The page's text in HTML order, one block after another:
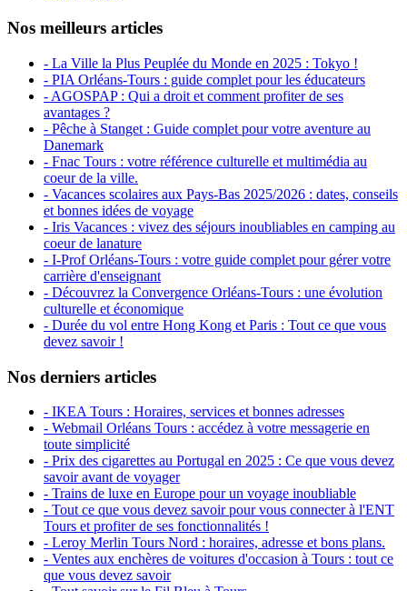
Nos meilleurs articles
- La Ville la Plus Peuplée du Monde en 2025 : Tokyo !
- PIA Orléans-Tours : guide complet pour les éducateurs
- AGOSPAP : Qui a droit et comment profiter de ses
avantages ?
- Pêche à Stanget : Guide complet pour votre aventure au
Danemark
- Fnac Tours : votre référence culturelle et multimédia au
coeur de la ville.
- Vacances scolaires aux Pays-Bas 2025/2026 : dates, conseils
et bonnes idées de voyage
- Iris Vacances : vivez des séjours inoubliables en camping au
coeur de lanature
- I-Prof Orléans-Tours : votre guide complet pour gérer votre
carrière d'enseignant
- Découvrez la Convergence Orléans-Tours : une évolution
culturelle et économique
- Durée du vol entre Hong Kong et Paris : Tout ce que vous
devez savoir !
Nos derniers articles
- IKEA Tours : Horaires, services et bonnes adresses
- Webmail Orléans Tours : accédez à votre messagerie en
toute simplicité
- Prix des cigarettes au Portugal en 2025 : Ce que vous devez
savoir avant de voyager
- Trains de luxe en Europe pour un voyage inoubliable
- Tout ce que vous devez savoir pour vous connecter à l'ENT
Tours et profiter de ses fonctionnalités !
- Leroy Merlin Tours Nord : horaires, adresse et bons plans.
- Ventes aux enchères de voitures d'occasion à Tours : tout ce
que vous devez savoir